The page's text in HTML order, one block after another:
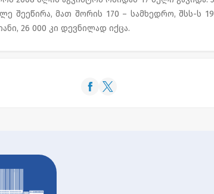
შეეწირა, მათ შორის 170 – სამხედრო, შსს-ს
26 000 კი დევნილად იქცა.